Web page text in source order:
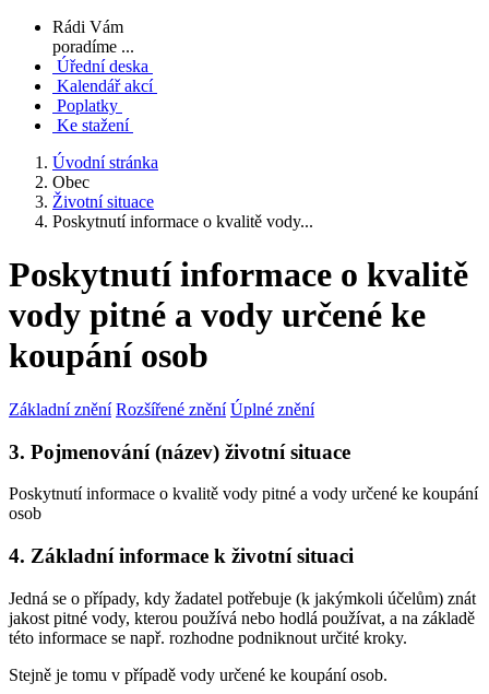
Rádi Vám
poradíme ...
Úřední deska
Kalendář akcí
Poplatky
Ke stažení
Úvodní stránka
Obec
Životní situace
Poskytnutí informace o kvalitě vody...
Poskytnutí informace o kvalitě
vody pitné a vody určené ke
koupání osob
Základní znění Rozšířené znění Úplné znění
3. Pojmenování (název) životní situace
Poskytnutí informace o kvalitě vody pitné a vody určené ke koupání
osob
4. Základní informace k životní situaci
Jedná se o případy, kdy žadatel potřebuje (k jakýmkoli účelům) znát
jakost pitné vody, kterou používá nebo hodlá používat, a na základě
této informace se např. rozhodne podniknout určité kroky.
Stejně je tomu v případě vody určené ke koupání osob.